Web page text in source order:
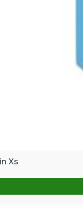
Xs